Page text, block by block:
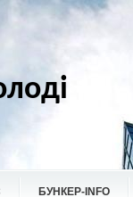
БУНКЕР-ІNFO